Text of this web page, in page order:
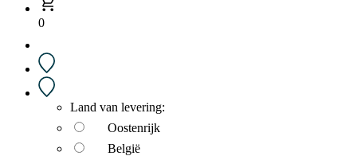
0
Land van levering:
Oostenrijk
België